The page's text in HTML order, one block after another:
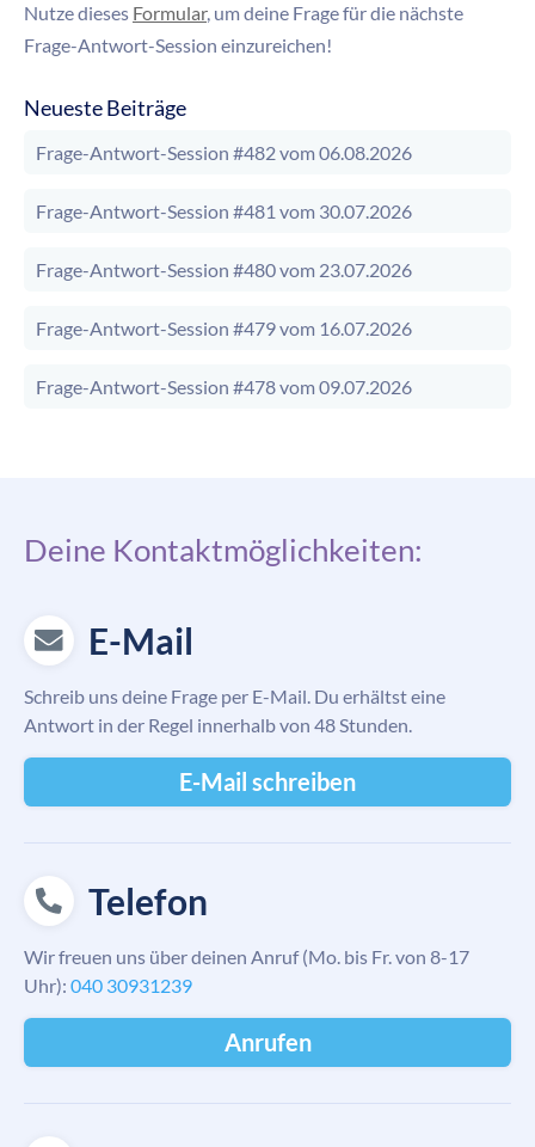
Nutze dieses Formular, um deine Frage für die nächste
Frage-Antwort-Session einzureichen!
Neueste Beiträge
Frage-Antwort-Session #482 vom 06.08.2026
Frage-Antwort-Session #481 vom 30.07.2026
Frage-Antwort-Session #480 vom 23.07.2026
Frage-Antwort-Session #479 vom 16.07.2026
Frage-Antwort-Session #478 vom 09.07.2026
Deine Kontaktmöglichkeiten:
E-Mail
Schreib uns deine Frage per E-Mail. Du erhältst eine
Antwort in der Regel innerhalb von 48 Stunden.
E-Mail schreiben
Telefon
Wir freuen uns über deinen Anruf (Mo. bis Fr. von 8-17
Uhr): 040 30931239
Anrufen